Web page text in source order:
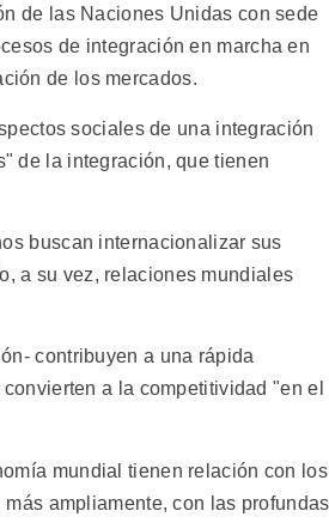
de las Naciones Unidas con sede
de integración en marcha en
de los mercados.
sociales de una integración
de la integración, que tienen
buscan internacionalizar sus
a su vez, relaciones mundiales
contribuyen a una rápida
a la competitividad "en el
mundial tienen relación con los
ampliamente, con las profundas